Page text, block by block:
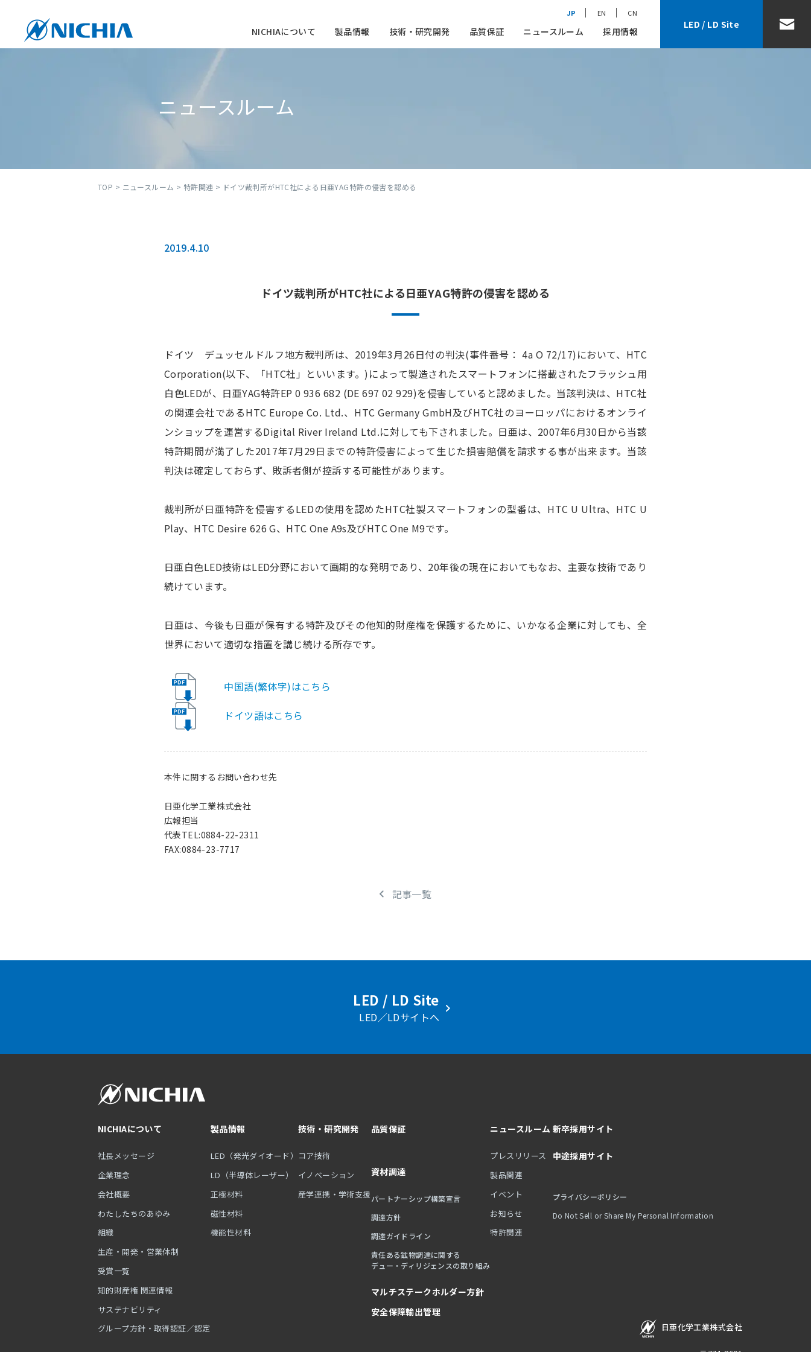
NICHIAについて 製品情報 技術・研究開発 品質保証 ニュースルーム 採用情報
JP EN CN
LED / LD Site
ニュースルーム
TOP > ニュースルーム > 特許関連 > ドイツ裁判所がHTC社による日亜YAG特許の侵害を認める
2019.4.10
ドイツ裁判所がHTC社による日亜YAG特許の侵害を認める
ドイツ デュッセルドルフ地方裁判所は、2019年3月26日付の判決(事件番号： 4a O 72/17)において、HTC
Corporation(以下、「HTC社」といいます。)によって製造されたスマートフォンに搭載されたフラッシュ用
白色LEDが、日亜YAG特許EP 0 936 682 (DE 697 02 929)を侵害していると認めました。当該判決は、HTC社
の関連会社であるHTC Europe Co. Ltd.、HTC Germany GmbH及びHTC社のヨーロッパにおけるオンライ
ンショップを運営するDigital River Ireland Ltd.に対しても下されました。日亜は、2007年6月30日から当該
特許期間が満了した2017年7月29日までの特許侵害によって生じた損害賠償を請求する事が出来ます。当該
判決は確定しておらず、敗訴者側が控訴する可能性があります。
裁判所が日亜特許を侵害するLEDの使用を認めたHTC社製スマートフォンの型番は、HTC U Ultra、HTC U
Play、HTC Desire 626 G、HTC One A9s及びHTC One M9です。
日亜白色LED技術はLED分野において画期的な発明であり、20年後の現在においてもなお、主要な技術であり
続けています。
日亜は、今後も日亜が保有する特許及びその他知的財産権を保護するために、いかなる企業に対しても、全
世界において適切な措置を講じ続ける所存です。
中国語(繁体字)はこちら
ドイツ語はこちら
本件に関するお問い合わせ先
日亜化学工業株式会社
広報担当
代表TEL:0884-22-2311
FAX:0884-23-7717
記事一覧
LED / LD Site
LED／LDサイトへ
NICHIAについて
社長メッセージ
企業理念
会社概要
わたしたちのあゆみ
組織
生産・開発・営業体制
受賞一覧
知的財産権 関連情報
サステナビリティ
グループ方針・取得認証／認定
製品情報
LED（発光ダイオード）
LD（半導体レーザー）
正極材料
磁性材料
機能性材料
技術・研究開発
コア技術
イノベーション
産学連携・学術支援
品質保証
資材調達
パートナーシップ構築宣言
調達方針
調達ガイドライン
責任ある鉱物調達に関する
デュー・ディリジェンスの取り組み
マルチステークホルダー方針
安全保障輸出管理
ニュースルーム
プレスリリース
製品関連
イベント
お知らせ
特許関連
新卒採用サイト
中途採用サイト
プライバシーポリシー
Do Not Sell or Share My Personal Information
日亜化学工業株式会社